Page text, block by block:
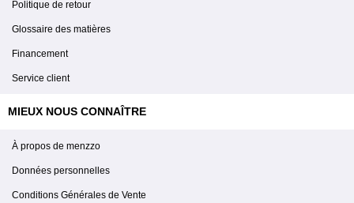
Politique de retour
Glossaire des matières
Financement
Service client
MIEUX NOUS CONNAÎTRE
À propos de menzzo
Données personnelles
Conditions Générales de Vente